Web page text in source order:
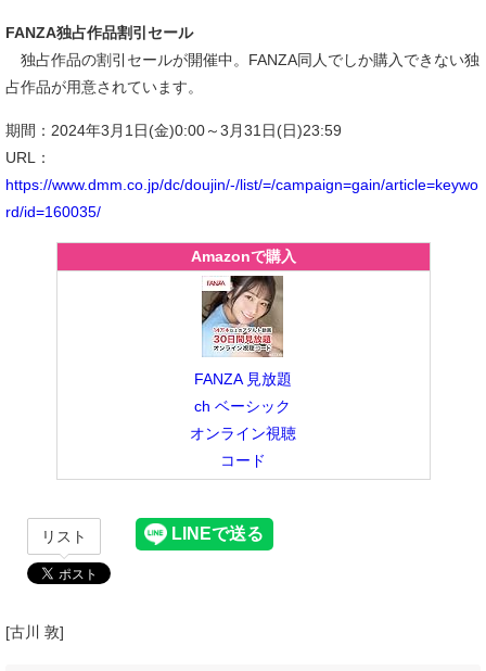
FANZA独占作品割引セール
独占作品の割引セールが開催中。FANZA同人でしか購入できない独
占作品が用意されています。
期間：2024年3月1日(金)0:00～3月31日(日)23:59
URL：
https://www.dmm.co.jp/dc/doujin/-/list/=/campaign=gain/article=keywo
rd/id=160035/
Amazonで購入
FANZA 見放題
ch ベーシック
オンライン視聴
コード
リスト
[古川 敦]